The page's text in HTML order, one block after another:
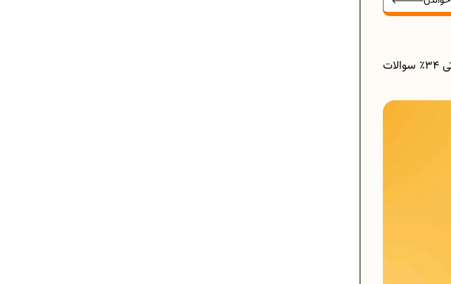
از ۵۰ سوال درس زیست‌شناسی توی کنکور، ۱۷ سوال از ۹ فصل پایه یازدهم مطرح میشه. به عبارتی ۳۴٪‌ سوالات